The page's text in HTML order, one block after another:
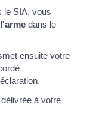
le SIA, vous
dans le
ensuite votre
à votre